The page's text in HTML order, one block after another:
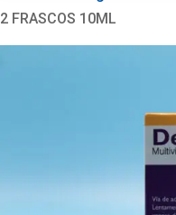
2 FRASCOS 10ML